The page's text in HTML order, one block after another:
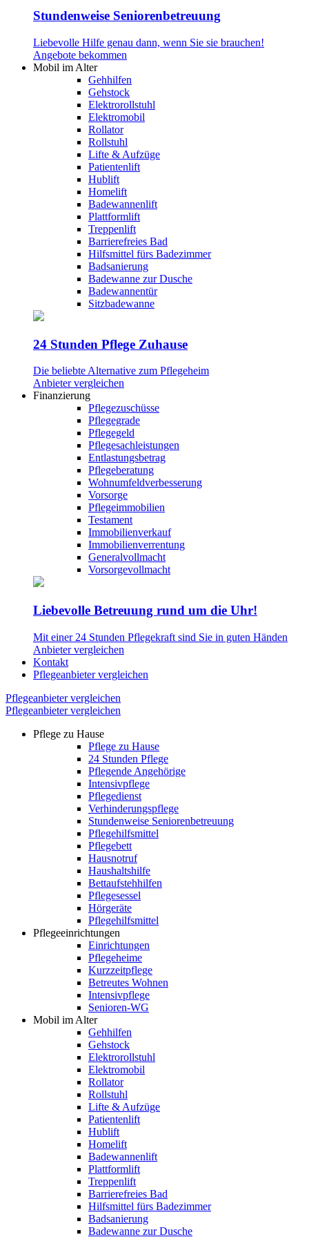
Stundenweise Seniorenbetreuung
Liebevolle Hilfe genau dann, wenn Sie sie brauchen!
Angebote bekommen
Mobil im Alter
Gehhilfen
Gehstock
Elektrorollstuhl
Elektromobil
Rollator
Rollstuhl
Lifte & Aufzüge
Patientenlift
Hublift
Homelift
Badewannenlift
Plattformlift
Treppenlift
Barrierefreies Bad
Hilfsmittel fürs Badezimmer
Badsanierung
Badewanne zur Dusche
Badewannentür
Sitzbadewanne
24 Stunden Pflege Zuhause
Die beliebte Alternative zum Pflegeheim
Anbieter vergleichen
Finanzierung
Pflegezuschüsse
Pflegegrade
Pflegegeld
Pflegesachleistungen
Entlastungsbetrag
Pflegeberatung
Wohnumfeldverbesserung
Vorsorge
Pflegeimmobilien
Testament
Immobilienverkauf
Immobilienverrentung
Generalvollmacht
Vorsorgevollmacht
Liebevolle Betreuung rund um die Uhr!
Mit einer 24 Stunden Pflegekraft sind Sie in guten Händen
Anbieter vergleichen
Kontakt
Pflegeanbieter vergleichen
Pflegeanbieter vergleichen
Pflegeanbieter vergleichen
Pflege zu Hause
Pflege zu Hause
24 Stunden Pflege
Pflegende Angehörige
Intensivpflege
Pflegedienst
Verhinderungspflege
Stundenweise Seniorenbetreuung
Pflegehilfsmittel
Pflegebett
Hausnotruf
Haushaltshilfe
Bettaufstehhilfen
Pflegesessel
Hörgeräte
Pflegehilfsmittel
Pflegeeinrichtungen
Einrichtungen
Pflegeheime
Kurzzeitpflege
Betreutes Wohnen
Intensivpflege
Senioren-WG
Mobil im Alter
Gehhilfen
Gehstock
Elektrorollstuhl
Elektromobil
Rollator
Rollstuhl
Lifte & Aufzüge
Patientenlift
Hublift
Homelift
Badewannenlift
Plattformlift
Treppenlift
Barrierefreies Bad
Hilfsmittel fürs Badezimmer
Badsanierung
Badewanne zur Dusche